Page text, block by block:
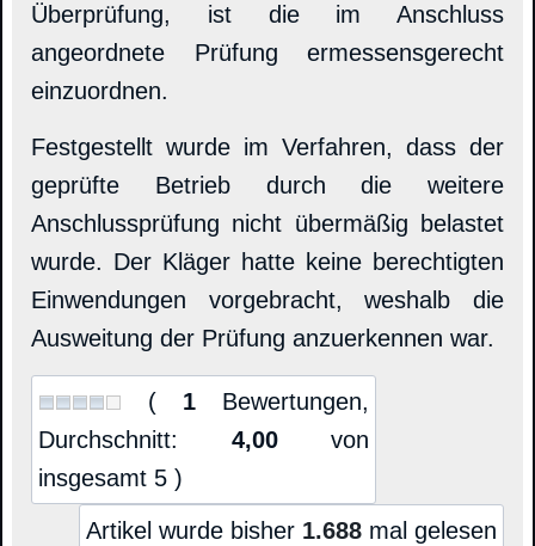
Überprüfung, ist die im Anschluss
angeordnete Prüfung ermessensgerecht
einzuordnen.
Festgestellt wurde im Verfahren, dass der
geprüfte Betrieb durch die weitere
Anschlussprüfung nicht übermäßig belastet
wurde. Der Kläger hatte keine berechtigten
Einwendungen vorgebracht, weshalb die
Ausweitung der Prüfung anzuerkennen war.
( 1 Bewertungen,
Durchschnitt: 4,00von
insgesamt 5 )
Artikel wurde bisher 1.688 mal gelesen